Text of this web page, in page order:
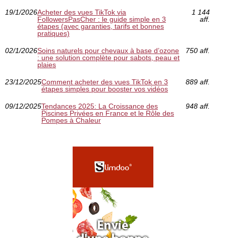
19/1/2026Acheter des vues TikTok via
FollowersPasCher : le guide simple en 3
étapes (avec garanties, tarifs et bonnes
pratiques)
1 144
aff.
02/1/2026Soins naturels pour chevaux à base d’ozone
: une solution complète pour sabots, peau et
plaies
750 aff.
23/12/2025Comment acheter des vues TikTok en 3
étapes simples pour booster vos vidéos
889 aff.
09/12/2025Tendances 2025: La Croissance des
Piscines Privées en France et le Rôle des
Pompes à Chaleur
948 aff.